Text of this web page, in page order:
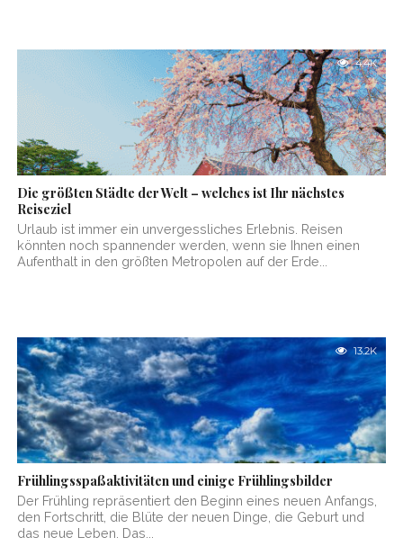
4.4K
Die größten Städte der Welt – welches ist Ihr nächstes
Reiseziel
Urlaub ist immer ein unvergessliches Erlebnis. Reisen
könnten noch spannender werden, wenn sie Ihnen einen
Aufenthalt in den größten Metropolen auf der Erde...
13.2K
Frühlingsspaßaktivitäten und einige Frühlingsbilder
Der Frühling repräsentiert den Beginn eines neuen Anfangs,
den Fortschritt, die Blüte der neuen Dinge, die Geburt und
das neue Leben. Das...